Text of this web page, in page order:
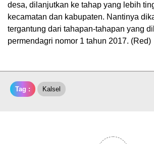
desa, dilanjutkan ke tahap yang lebih
kecamatan dan kabupaten. Nantinya
tergantung dari tahapan-tahapan yang
permendagri nomor 1 tahun 2017. (Red)
Tag : Kalsel